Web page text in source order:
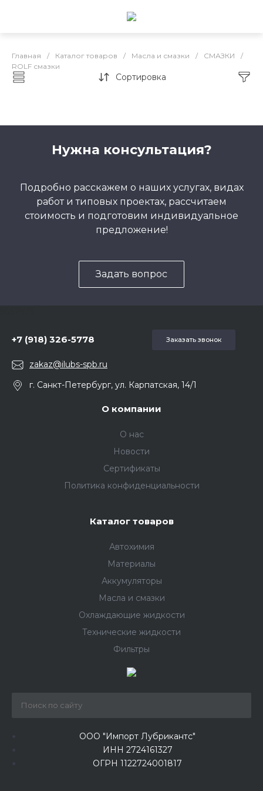
Главная / Каталог товаров / Масла и смазки / СМАЗКИ
/
ROLF смазки
Каталог товаров
Сортировка
Нужна консультация?
Подробно расскажем о наших услугах, видах
работ и типовых проектах, рассчитаем
стоимость и подготовим индивидуальное
предложение!
Задать вопрос
+7 (918) 326-5778 Заказать звонок
zakaz@ilubs-spb.ru
г. Санкт-Петербург, ул. Карпатская, 14/1
О компании
О нас
Новости
Сертификаты
Политика конфиденциальности
Каталог товаров
Автохимия
Материалы
Аккумуляторы
Масла и смазки
Охлаждающие жидкости
Технические жидкости
Фильтры
ООО "Импорт Лубрикантс"
ИНН 2724161327
ОГРН 1122724001817